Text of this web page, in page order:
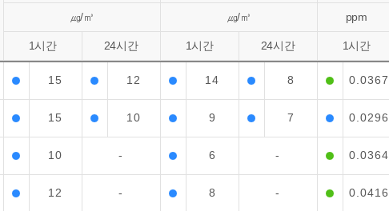
㎍/㎥ ㎍/㎥ ppm
1시간 24시간 1시간 24시간 1시간
15 12 14 8 0.0367
15 10 9 7 0.0296
10 - 6 - 0.0364
12 - 8 - 0.0416